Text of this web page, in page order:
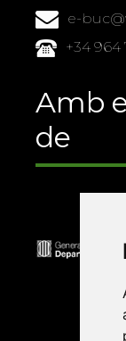
e-
+34 964
Amb
de